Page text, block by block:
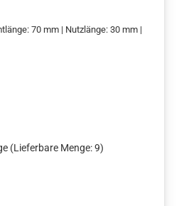
70 mm | Nutzlänge: 30 mm |
(Lieferbare Menge: 9)